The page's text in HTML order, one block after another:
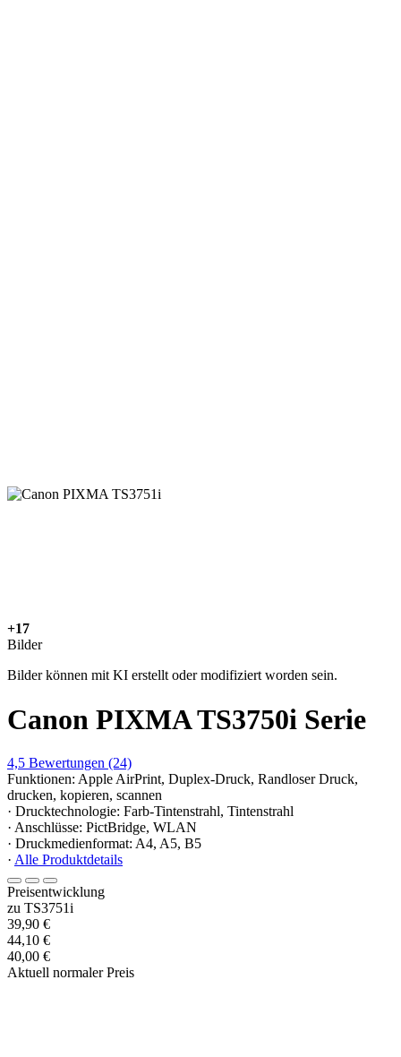
+17
Bilder
Bilder können mit KI erstellt oder modifiziert worden sein.
Canon PIXMA TS3750i Serie
4,5 Bewertungen (24)
Funktionen: Apple AirPrint, Duplex-Druck, Randloser Druck,
drucken, kopieren, scannen
· Drucktechnologie: Farb-Tintenstrahl, Tintenstrahl
· Anschlüsse: PictBridge, WLAN
· Druckmedienformat: A4, A5, B5
· Alle Produktdetails
Preisentwicklung
zu TS3751i
39,90 €
44,10 €
40,00 €
Aktuell normaler Preis